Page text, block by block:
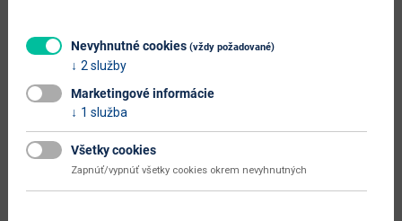
farba dub stirling
prevedenie s leskom
hlavný materiál
Nevyhnutné cookies (vždy požadované)
2 služby
Marketingové informácie
1 služba
Všetky cookies
Zapnúť/vypnúť všetky cookies okrem nevyhnutných